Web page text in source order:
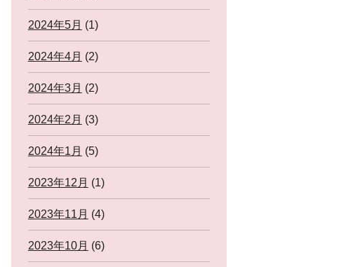
2024年5月 (1)
2024年4月 (2)
2024年3月 (2)
2024年2月 (3)
2024年1月 (5)
2023年12月 (1)
2023年11月 (4)
2023年10月 (6)